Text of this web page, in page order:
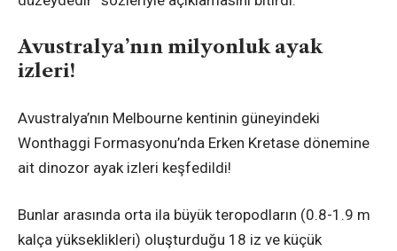
Avustralya’nın milyonluk ayak
izleri!
Avustralya’nın Melbourne kentinin güneyindeki
Wonthaggi Formasyonu’nda Erken Kretase dönemine
ait dinozor ayak izleri keşfedildi!
Bunlar arasında orta ila büyük teropodların (0.8-1.9 m
kalça yükseklikleri) oluşturduğu 18 iz ve küçük